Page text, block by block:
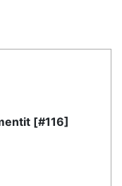
[#116]